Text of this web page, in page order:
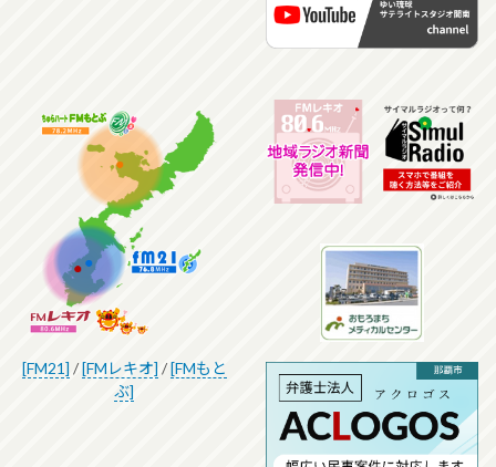
[FM21] / [FMレキオ] / [FMもと
ぶ]